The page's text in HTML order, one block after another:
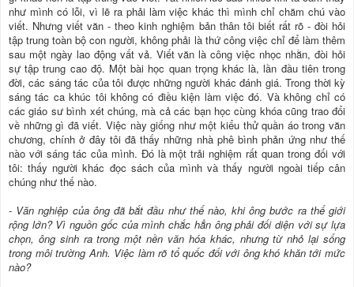
như mình có lỗi, vì lẽ ra phải làm việc khác thì mình chỉ chăm chú vào
viết. Nhưng viết văn - theo kinh nghiệm bản thân tôi biết rất rõ - đòi hỏi
tập trung toàn bộ con người, không phải là thứ công việc chỉ để làm thêm
sau một ngày lao động vất vả. Viết văn là công việc nhọc nhằn, đòi hỏi
sự tập trung cao độ. Một bài học quan trọng khác là, lần đầu tiên trong
đời, các sáng tác của tôi được những người khác đánh giá. Trong thời kỳ
sáng tác ca khúc tôi không có điều kiện làm việc đó. Và không chỉ có
các giáo sư bình xét chúng, mà cả các bạn học cùng khóa cũng trao đổi
về những gì đã viết. Việc này giống như một kiểu thử quần áo trong văn
chương, chính ở đây tôi đã thấy những nhà phê bình phản ứng như thế
nào với sáng tác của mình. Đó là một trải nghiệm rất quan trong đối với
tôi: thấy người khác đọc sách của mình và thấy người ngoài tiếp cân
chúng như thế nào.
- Văn nghiệp của ông đã bắt đầu như thế nào, khi ông bước ra thế giới
rộng lớn? Vì nguồn gốc của mình chắc hẳn ông phải đối diện với sự lựa
chọn, ông sinh ra trong một nền văn hóa khác, nhưng từ nhỏ lại sống
trong môi trường Anh. Việc làm rõ tổ quốc đối với ông khó khăn tới mức
nào?